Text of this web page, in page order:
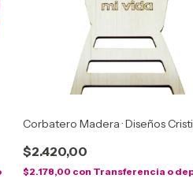
Corbatero Madera · Diseños
$2.420,00
$2.178,00 con Transferencia o